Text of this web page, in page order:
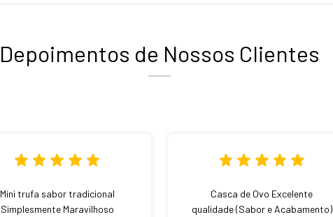
Depoimentos de Nossos Clientes
Mini trufa sabor tradicional
Simplesmente Maravilhoso
Casca de Ovo Excelente
qualidade (Sabor e Acabamento)